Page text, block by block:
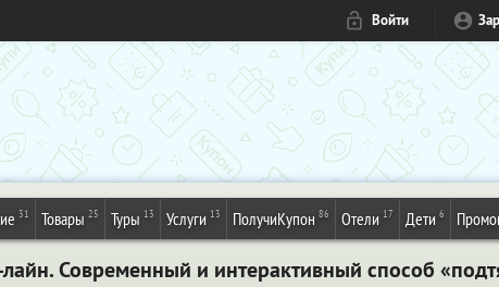
Войти
31 Товары 25 Туры 13 Услуги 13 ПолучиКупон 86 Отели 17 Дети 6
Современный и интерактивный способ